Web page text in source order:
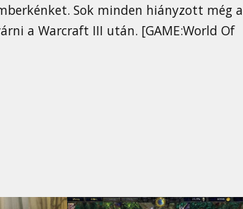
Sok minden hiányzott még a
a Warcraft III után. [GAME:World Of